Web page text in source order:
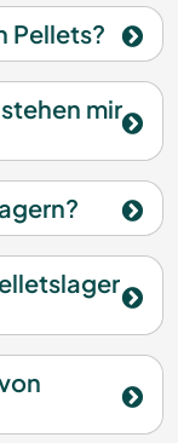
Pellets?
mir